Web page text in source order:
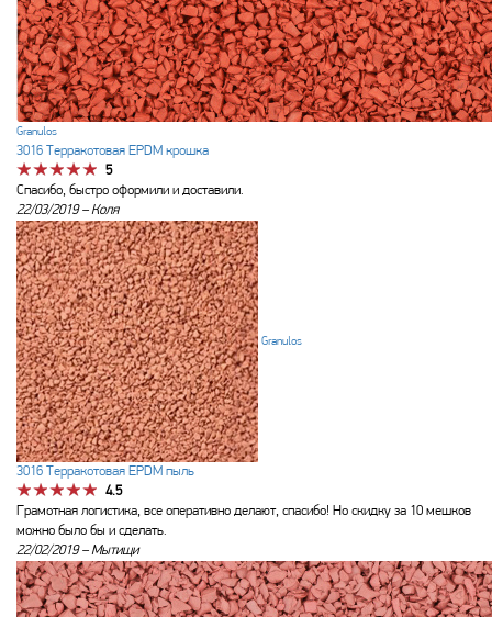
Granulos
3016 Терракотовая EPDM крошка
5
Спасибо, быстро оформили и доставили.
22/03/2019 –Коля
Granulos
3016 Терракотовая EPDM пыль
4.5
Грамотная логистика, все оперативно делают, спасибо! Но скидку за 10 мешков
можно было бы и сделать.
22/02/2019 –Мытищи